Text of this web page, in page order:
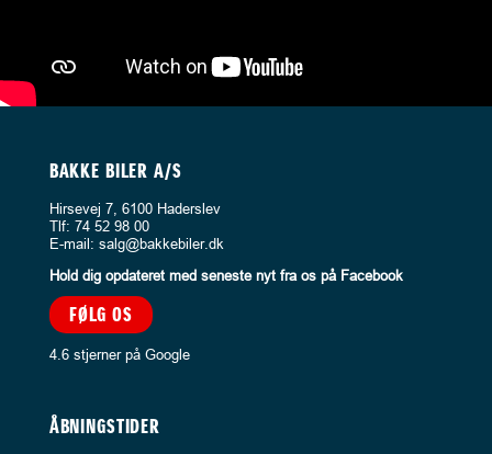
BAKKE BILER A/S
Hirsevej 7, 6100 Haderslev
Tlf: 74 52 98 00
E-mail: salg@bakkebiler.dk
Hold dig opdateret med seneste nyt fra os på Facebook
FØLG OS
4.6 stjerner på Google
ÅBNINGSTIDER